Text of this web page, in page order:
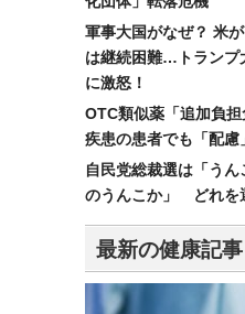
軍事大国がなぜ？ 米
は継続困難…トランプ
に激怒！
OTC類似薬「追加負
疾患の患者でも「配慮
自民党総裁選は「う
のうんこか」 どれを
最新の健康記事